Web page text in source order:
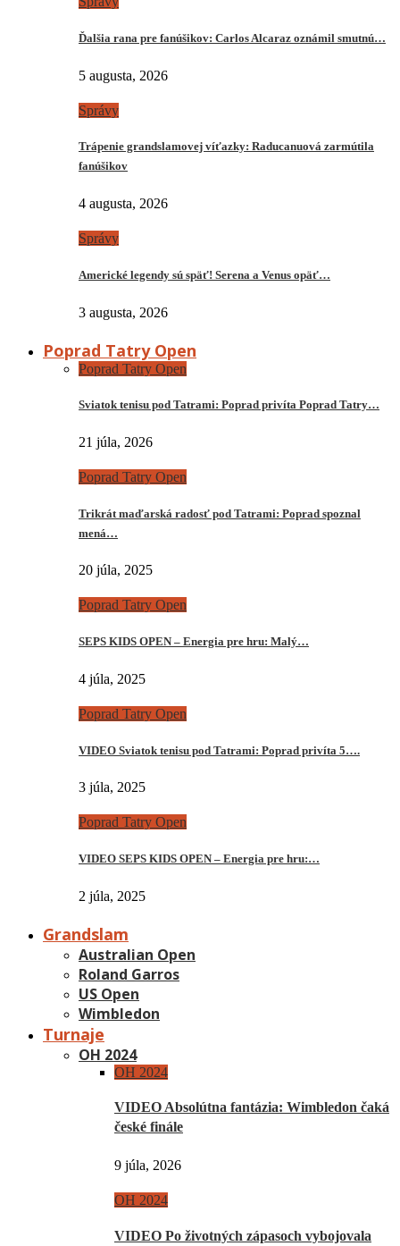
Ďalšia rana pre fanúšikov: Carlos Alcaraz oznámil smutnú…
5 augusta, 2026
Správy
Trápenie grandslamovej víťazky: Raducanuová zarmútila
fanúšikov
4 augusta, 2026
Správy
Americké legendy sú späť! Serena a Venus opäť…
3 augusta, 2026
Poprad Tatry Open
Poprad Tatry Open
Sviatok tenisu pod Tatrami: Poprad privíta Poprad Tatry…
21 júla, 2026
Poprad Tatry Open
Trikrát maďarská radosť pod Tatrami: Poprad spoznal
mená…
20 júla, 2025
Poprad Tatry Open
SEPS KIDS OPEN – Energia pre hru: Malý…
4 júla, 2025
Poprad Tatry Open
VIDEO Sviatok tenisu pod Tatrami: Poprad privíta 5….
3 júla, 2025
Poprad Tatry Open
VIDEO SEPS KIDS OPEN – Energia pre hru:…
2 júla, 2025
Grandslam
Australian Open
Roland Garros
US Open
Wimbledon
Turnaje
OH 2024
OH 2024
VIDEO Absolútna fantázia: Wimbledon čaká
české finále
9 júla, 2026
OH 2024
VIDEO Po životných zápasoch vybojovala